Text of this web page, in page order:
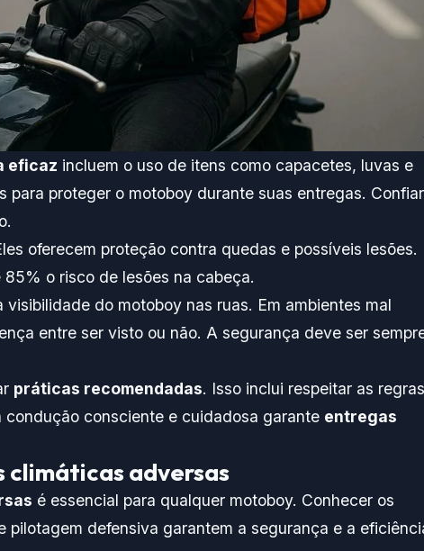
eficaz incluem o uso de itens como capacetes, luvas e
para proteger o motoboy durante suas entregas. Confiar
oferecem proteção contra quedas e possíveis lesões.
o risco de lesões na cabeça.
visibilidade do motoboy nas ruas. Em ambientes mal
entre ser visto ou não. A segurança deve ser
práticas recomendadas. Isso inclui respeitar as regras
consciente e cuidadosa garante entregas
climáticas adversas
é essencial para qualquer motoboy. Conhecer os
defensiva garantem a segurança e a